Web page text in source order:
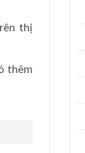
thị
thêm